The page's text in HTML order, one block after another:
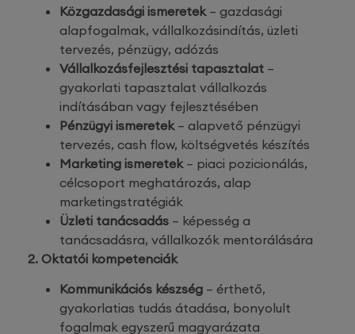
Közgazdasági ismeretek – gazdasági
alapfogalmak, vállalkozásindítás, üzleti
tervezés, pénzügy, adózás
Vállalkozásfejlesztési tapasztalat –
gyakorlati tapasztalat vállalkozás
indításában vagy fejlesztésében
Pénzügyi ismeretek – alapvető pénzügyi
tervezés, cash flow, költségvetés készítés
Marketing ismeretek – piaci pozicionálás,
célcsoport meghatározás, alap
marketingstratégiák
Üzleti tanácsadás – képesség a
tanácsadásra, vállalkozók mentorálására
2. Oktatói kompetenciák
Kommunikációs készség – érthető,
gyakorlatias tudás átadása, bonyolult
fogalmak egyszerű magyarázata